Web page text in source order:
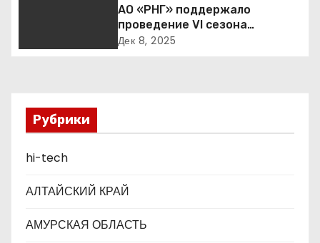
о
а
п
и
с
я
АО «РНГ» поддержало
проведение VI сезона
международной детско-
Дек 8, 2025
Рубрики
hi-tech
АЛТАЙСКИЙ КРАЙ
АМУРСКАЯ ОБЛАСТЬ